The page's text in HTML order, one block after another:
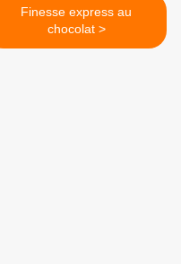
Finesse express au
chocolat >